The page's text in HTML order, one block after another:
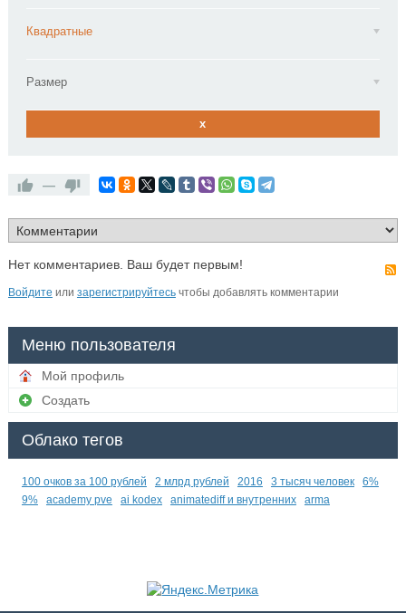
Квадратные
Размер
x
—
Нет комментариев. Ваш будет первым!
Войдите или зарегистрируйтесьчтобы добавлять комментарии
Меню пользователя
Мой профиль
Создать
Облако тегов
100 очков за 100 рублей 2 млрд рублей 2016 3 тысяч человек
6%
9%
academy pve ai kodex animatediff и внутренних arma